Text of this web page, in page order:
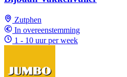
Zutphen
In overeenstemming
1 - 10 uur per week